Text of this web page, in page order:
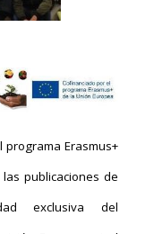
Erasmus+
publicaciones de
exclusiva del